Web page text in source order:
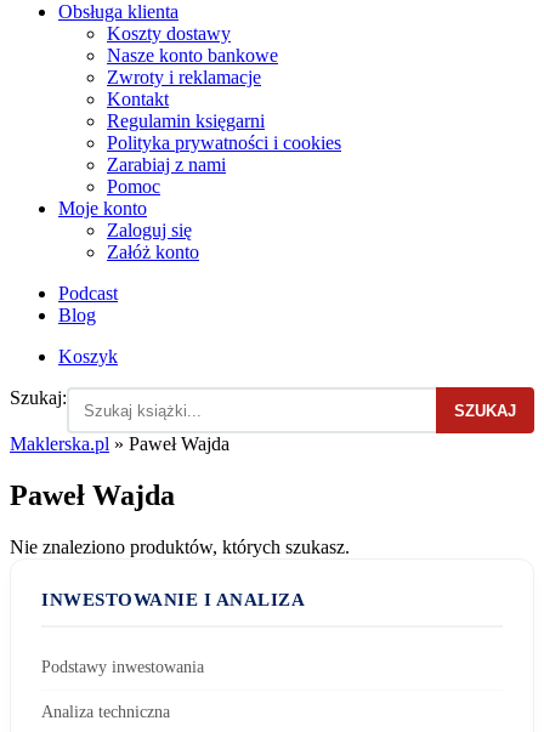
Obsługa klienta
Koszty dostawy
Nasze konto bankowe
Zwroty i reklamacje
Kontakt
Regulamin księgarni
Polityka prywatności i cookies
Zarabiaj z nami
Pomoc
Moje konto
Zaloguj się
Załóż konto
Podcast
Blog
Koszyk
Szukaj:
SZUKAJ
Maklerska.pl » Paweł Wajda
Paweł Wajda
Nie znaleziono produktów, których szukasz.
INWESTOWANIE I ANALIZA
Podstawy inwestowania
Analiza techniczna